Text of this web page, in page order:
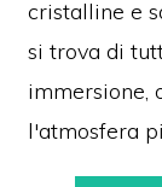
cristalline e
si trova di
immersione,
l'atmosfera